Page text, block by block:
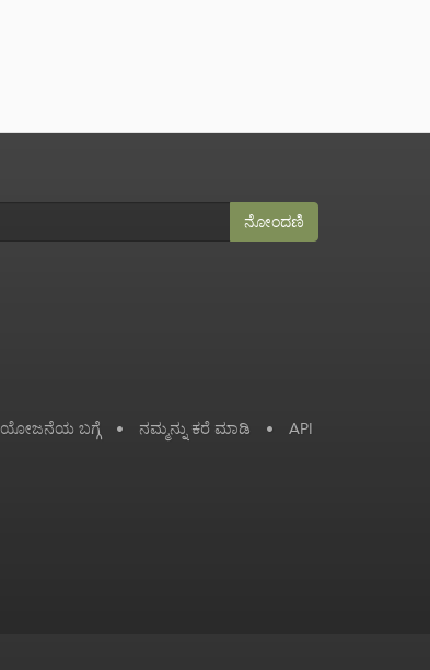
ನೋಂದಣಿ
ಯೋಜನೆಯ ಬಗ್ಗೆ • ನಮ್ಮನ್ನು ಕರೆ ಮಾಡಿ • API